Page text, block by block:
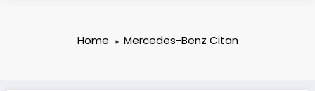
Home Mercedes-Benz Citan